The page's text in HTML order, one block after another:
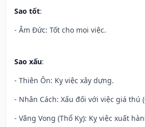
Sao tốt:
- Âm Đức: Tốt cho mọi việc.
Sao xấu:
- Thiên Ôn: Kỵ việc xây dựng.
- Nhân Cách: Xấu đối với việc giá thú
- Vãng Vong (Thổ Kỵ): Kỵ việc xuất